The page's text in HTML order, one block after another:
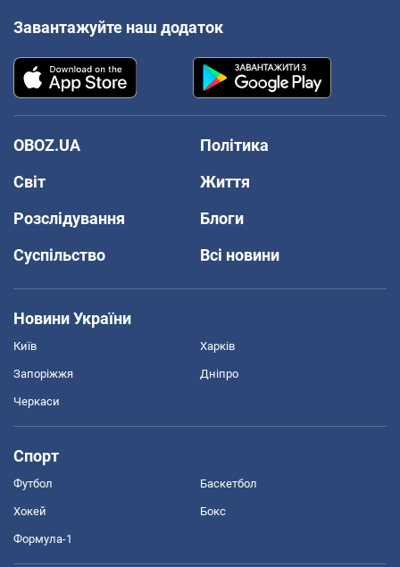
Завантажуйте наш додаток
OBOZ.UA
Політика
Світ
Життя
Розслідування
Блоги
Суспільство
Всі новини
Новини України
Київ Харків
Запоріжжя Дніпро
Черкаси
Спорт
Футбол Баскетбол
Хокей Бокс
Формула-1